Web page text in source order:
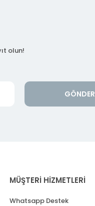
olun!
GÖNDER
MÜŞTERİ HİZMETLERİ
Whatsapp Destek